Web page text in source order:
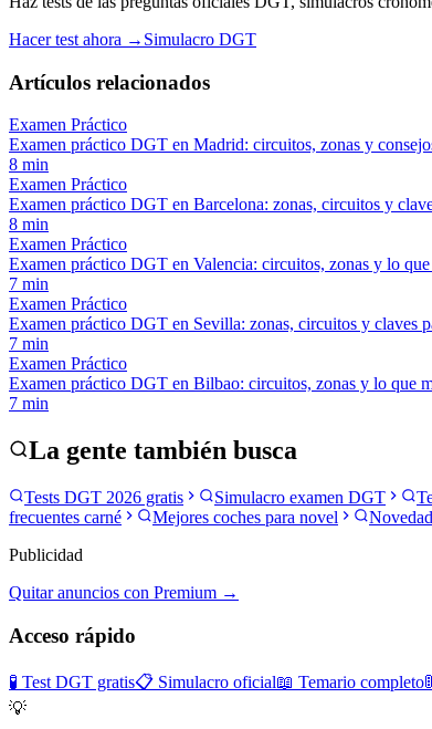
Hacer test ahora → Simulacro DGT
Artículos relacionados
Examen Práctico
Examen práctico DGT en Madrid: circuitos, zonas y
8 min
Examen Práctico
Examen práctico DGT en Barcelona: zonas, circuitos y
8 min
Examen Práctico
Examen práctico DGT en Valencia: circuitos, zonas y lo que
7 min
Examen Práctico
Examen práctico DGT en Sevilla: zonas, circuitos y claves
7 min
Examen Práctico
Examen práctico DGT en Bilbao: circuitos, zonas y lo que
7 min
La gente también busca
Tests DGT 2026 gratis Simulacro examen DGT
frecuentes carné
Mejores coches para novel
Publicidad
Quitar anuncios con Premium →
Acceso rápido
🧪 Test DGT gratis📋 Simulacro oficial📖 Temario completo
💡